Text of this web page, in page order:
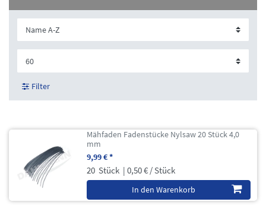
Filter
Mähfaden Fadenstücke Nylsaw 20 Stück 4,0
mm
9,99 € *
20 Stück | 0,50 € / Stück
In den Warenkorb